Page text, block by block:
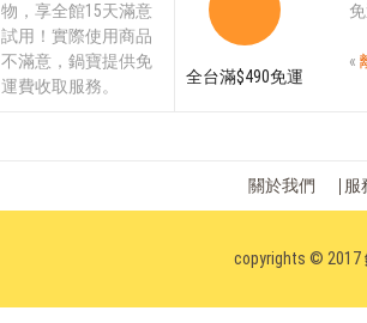
物，享全館15天滿意
試用！實際使用商品
不滿意，鍋寶提供免
運費收取服務。
全台滿$490免運
«
關於我們 服
copyrights © 2017